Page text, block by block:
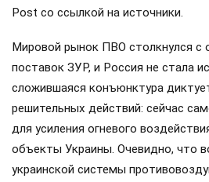
Post со ссылкой на источники.
Мировой рынок ПВО столкнулся с
поставок ЗУР, и Россия не стала
сложившаяся конъюнктура
решительных действий: сейчас
для усиления огневого
объекты Украины. Очевидно, что
украинской системы